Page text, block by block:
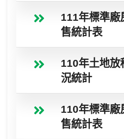
111年標準廠
售統計表
110年土地放
況統計
110年標準廠
售統計表